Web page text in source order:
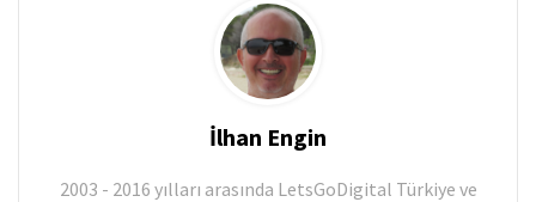
İlhan Engin
2003 - 2016 yılları arasında LetsGoDigital Türkiye ve